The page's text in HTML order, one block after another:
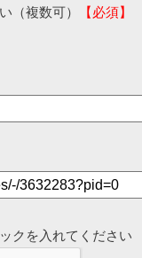
（複数可）
【必須】
クを入れてください